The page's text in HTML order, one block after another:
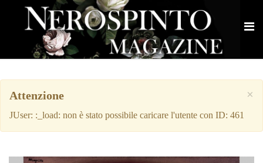
×
Attenzione
JUser: :_load: non è stato possibile caricare l'utente con ID: 461